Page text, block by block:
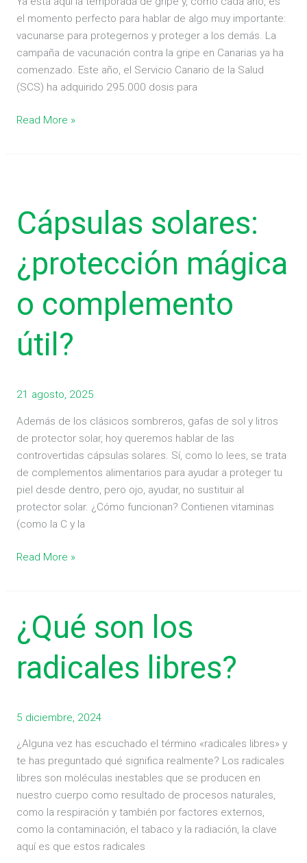
el momento perfecto para hablar de algo muy importante:
vacunarse para protegernos y proteger a los demás. La
campaña de vacunación contra la gripe en Canarias ya ha
comenzado. Este año, el Servicio Canario de la Salud
(SCS) ha adquirido 295.000 dosis para
Read More »
Cápsulas solares:
¿protección mágica
o complemento
útil?
21 agosto, 2025
Además de los clásicos sombreros, gafas de sol y litros
de protector solar, hoy queremos hablar de las
controvertidas cápsulas solares. Sí, como lo lees, se trata
de complementos alimentarios para ayudar a proteger tu
piel desde dentro, pero ojo, ayudar, no sustituir al
protector solar. ¿Cómo funcionan? Contienen vitaminas
(como la C y la
¿protección
mágica
complemento
útil?
Read More »
¿Qué son los
radicales libres?
5 diciembre, 2024
¿Alguna vez has escuchado el término «radicales libres» y
te has preguntado qué significa realmente? Los radicales
libres son moléculas inestables que se producen en
nuestro cuerpo como resultado de procesos naturales,
como la respiración y también por factores externos,
como la contaminación, el tabaco y la radiación, la clave
aquí es que estos radicales
¿Qué
son
radicales